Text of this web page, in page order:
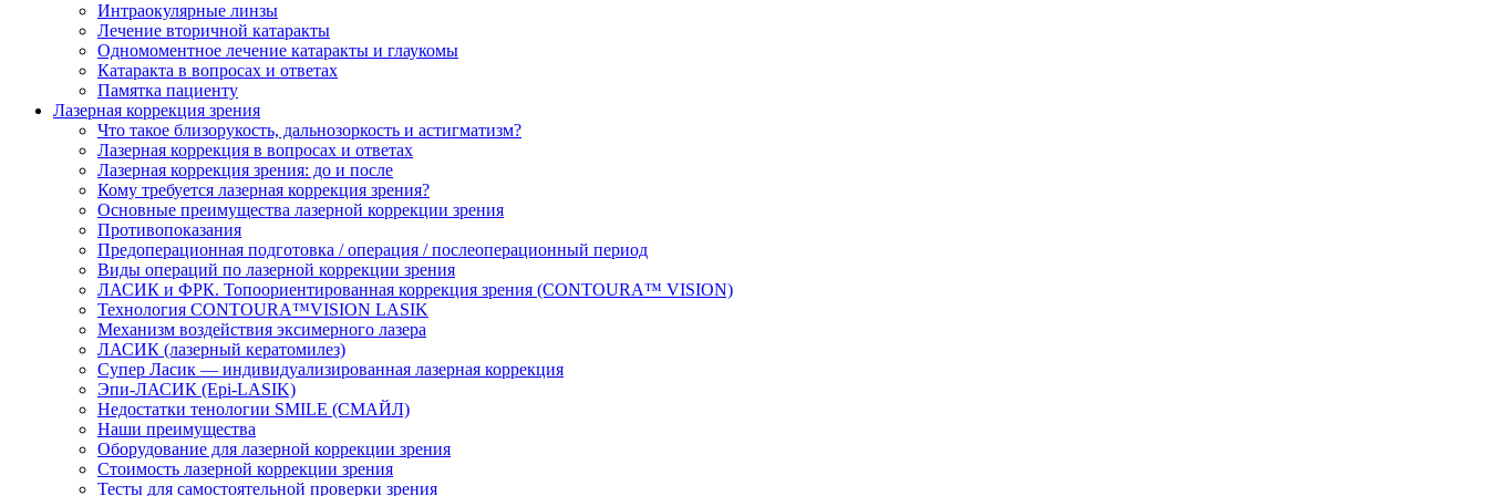
Интраокулярные линзы
Лечение вторичной катаракты
Одномоментное лечение катаракты и глаукомы
Катаракта в вопросах и ответах
Памятка пациенту
Лазерная коррекция зрения
Что такое близорукость, дальнозоркость и астигматизм?
Лазерная коррекция в вопросах и ответах
Лазерная коррекция зрения: до и после
Кому требуется лазерная коррекция зрения?
Основные преимущества лазерной коррекции зрения
Противопоказания
Предоперационная подготовка / операция / послеоперационный период
Виды операций по лазерной коррекции зрения
ЛАСИК и ФРК. Топоориентированная коррекция зрения (CONTOURA™ VISION)
Технология CONTOURA™VISION LASIK
Механизм воздействия эксимерного лазера
ЛАСИК (лазерный кератомилез)
Супер Ласик — индивидуализированная лазерная коррекция
Эпи-ЛАСИК (Epi-LASIK)
Недостатки тенологии SMILE (СМАЙЛ)
Наши преимущества
Оборудование для лазерной коррекции зрения
Стоимость лазерной коррекции зрения
Тесты для самостоятельной проверки зрения